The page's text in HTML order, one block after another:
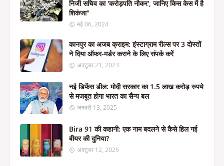
निजी सचिव का 'करोड़पति नौकर', जानिए किस केस में है
शिकंजा"
मई 06, 2024
कानपुर का अजब क्राइम: इंस्टाग्राम रील्स पर 3 दोस्तों
ने दिया ऑफर-मर्डर कराने के लिए संपर्क करें
अक्टूबर 21, 2023
नई डिफेंस डील: मोदी सरकार का 1.5 लाख करोड़ रुपये
से मजबूत होगा भारत का सैन्य बल
जनवरी 13, 2025
Bira 91 की कहानी: एक नाम बदलने से कैसे हिल गई
बीयर की दुनिया?
अक्टूबर 12, 2025